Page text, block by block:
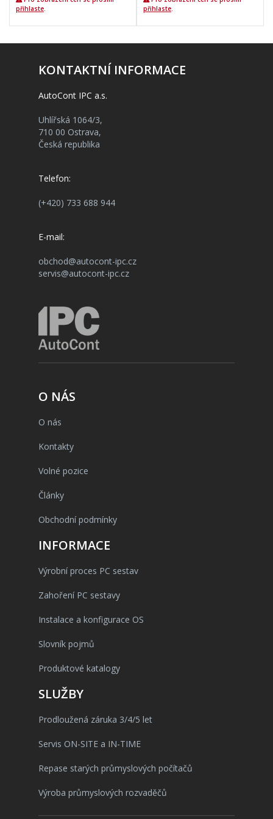
přihlaste.
přihlaste.
KONTAKTNÍ INFORMACE
AutoCont IPC a.s.
Uhlířská 1064/3,
710 00 Ostrava,
Česká republika
Telefon:
(+420) 733 688 944
E-mail:
obchod@autocont-ipc.cz
servis@autocont-ipc.cz
O NÁS
O nás
Kontakty
Volné pozice
Články
Obchodní podmínky
INFORMACE
Výrobní proces PC sestav
Zahoření PC sestavy
Instalace a konfigurace OS
Slovník pojmů
Produktové katalogy
SLUŽBY
Prodloužená záruka 3/4/5 let
Servis ON-SITE a IN-TIME
Repase starých průmyslových počítačů
Výroba průmyslových rozvaděčů